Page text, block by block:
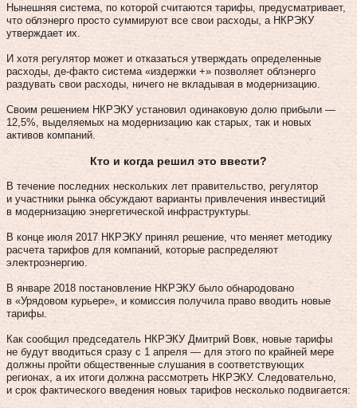
Нынешняя система, по которой считаются тарифы, предусматривает,
что облэнерго просто суммируют все свои расходы, а НКРЭКУ
утверждает их.
И хотя регулятор может и отказаться утверждать определенные
расходы, де-факто система «издержки +» позволяет облэнерго
раздувать свои расходы, ничего не вкладывая в модернизацию.
Своим решением НКРЭКУ установил одинаковую долю прибыли —
12,5%, выделяемых на модернизацию как старых, так и новых
активов компаний.
Кто и когда решил это ввести?
В течение последних нескольких лет правительство, регулятор
и участники рынка обсуждают варианты привлечения инвестиций
в модернизацию энергетической инфраструктуры.
В конце июля 2017 НКРЭКУ принял решение, что меняет методику
расчета тарифов для компаний, которые распределяют
электроэнергию.
В январе 2018 постановление НКРЭКУ было обнародовано
в «Урядовом курьере», и комиссия получила право вводить новые
тарифы.
Как сообщил председатель НКРЭКУ Дмитрий Вовк, новые тарифы
не будут вводиться сразу с 1 апреля — для этого по крайней мере
должны пройти общественные слушания в соответствующих
регионах, а их итоги должна рассмотреть НКРЭКУ. Следовательно,
и срок фактического введения новых тарифов несколько подвигается: